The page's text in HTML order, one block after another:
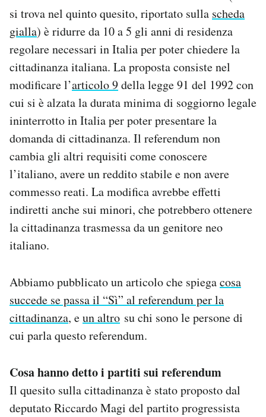
si trova nel quinto quesito, riportato sulla scheda
gialla) è ridurre da 10 a 5 gli anni di residenza
regolare necessari in Italia per poter chiedere la
cittadinanza italiana. La proposta consiste nel
modificare l’articolo 9della legge 91 del 1992 con
cui si è alzata la durata minima di soggiorno legale
ininterrotto in Italia per poter presentare la
domanda di cittadinanza. Il referendum non
cambia gli altri requisiti come conoscere
l’italiano, avere un reddito stabile e non avere
commesso reati. La modifica avrebbe effetti
indiretti anche sui minori, che potrebbero ottenere
la cittadinanza trasmessa da un genitore neo
italiano.
Abbiamo pubblicato un articolo che spiegacosa
succede se passa il “Sì” al referendum per la
cittadinanza, eun altro su chi sono le persone di
cui parla questo referendum.
Cosa hanno detto i partiti sui referendum
Il quesito sulla cittadinanza è stato proposto dal
deputato Riccardo Magi del partito progressista